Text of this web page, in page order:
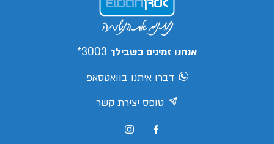
אנחנו זמינים בשבילך 3003*
דברו איתנו בוואטסאפ
טופס יצירת קשר